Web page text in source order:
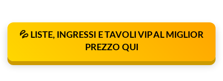
💦 LISTE, INGRESSI E TAVOLI VIP AL MIGLIOR
PREZZO QUI